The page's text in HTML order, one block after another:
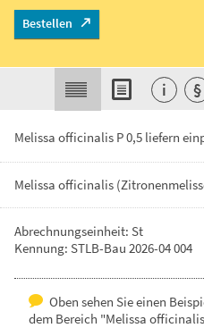
Melissa officinalis P 0,5 liefern
Melissa officinalis
Abrechnungseinheit: St
Kennung: STLB-Bau 2026-04 004
Oben sehen Sie einen
dem Bereich "Melissa
Bestellen
i §